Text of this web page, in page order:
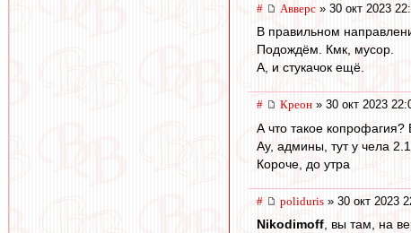
# Авверс » 30 окт 2023
В правильном
Подождём. Кмк, мусор.
А, и стукачок ещё.
# Креон » 30 окт 2023
А что такое
Ау, админы, тут у чела
Короче, до утра
# poliduris » 30 окт 2023
Nikodimoff, вы там, на